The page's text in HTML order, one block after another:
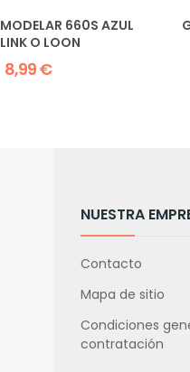
660S AZUL
LINK O LOON
8,99 €
NUESTRA
Contacto
Mapa de sitio
Condiciones
contratación